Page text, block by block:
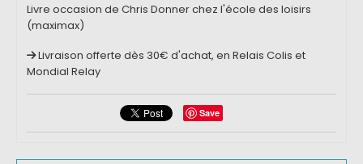
Livre occasion de Chris Donner chez l'école des loisirs
(maximax)
Livraison offerte dès 30€ d'achat, en Relais Colis et
Mondial Relay
Save